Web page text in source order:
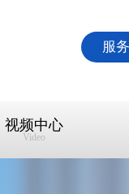
服
视频中心
Video